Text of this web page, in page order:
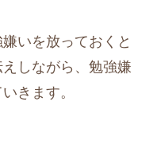
いを放っておくと
しながら、勉強嫌
きます。